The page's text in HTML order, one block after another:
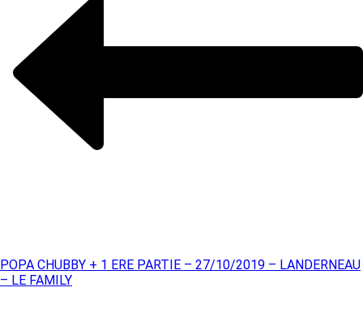
POPA CHUBBY + 1 ERE PARTIE – 27/10/2019 – LANDERNEAU
– LE FAMILY